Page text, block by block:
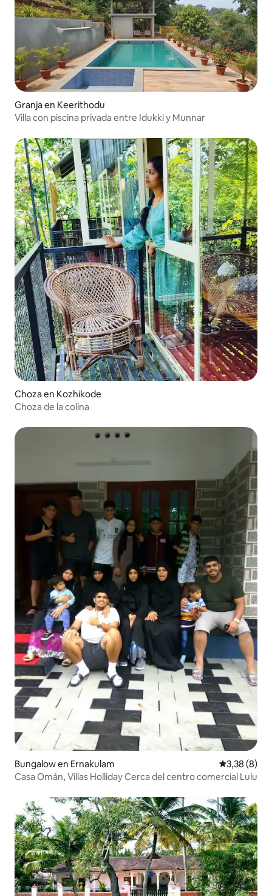
Granja en Keerithodu
Villa con piscina privada entre Idukki y Munnar
Choza en Kozhikode
Choza de la colina
Bungalow en Ernakulam Calificación
3,38 (8)
Casa Omán, Villas Holliday Cerca del centro comercial Lulu